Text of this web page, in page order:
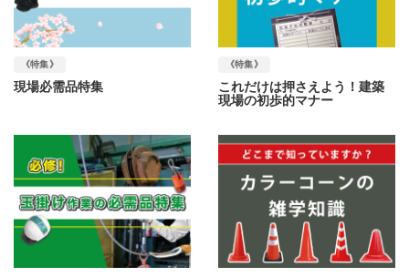
《特集》
現場必需品特集
《特集》
これだけは押さえよう！建築
現場の初歩的マナー